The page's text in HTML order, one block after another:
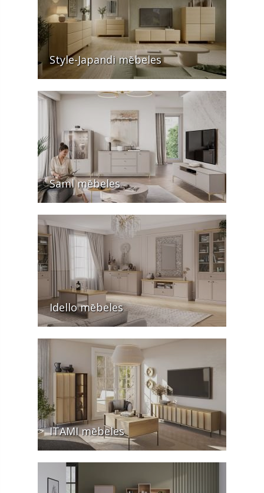
Style-Japandi mēbeles
Saml mēbeles
Idello mēbeles
ITAMI mēbeles